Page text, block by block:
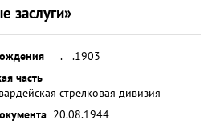
заслуги»
__.__.1903
часть
стрелковая дивизия
20.08.1944